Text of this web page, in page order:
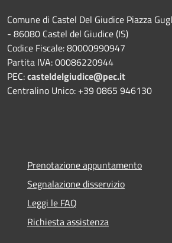
Comune di Castel Del Giudice Piazza
- 86080 Castel del Giudice (IS)
Codice Fiscale: 80000990947
Partita IVA: 00086220944
PEC:casteldelgiudice@pec.it
Centralino Unico: +39 0865 946130
Prenotazione appuntamento
Segnalazione disservizio
Leggi le FAQ
Richiesta assistenza